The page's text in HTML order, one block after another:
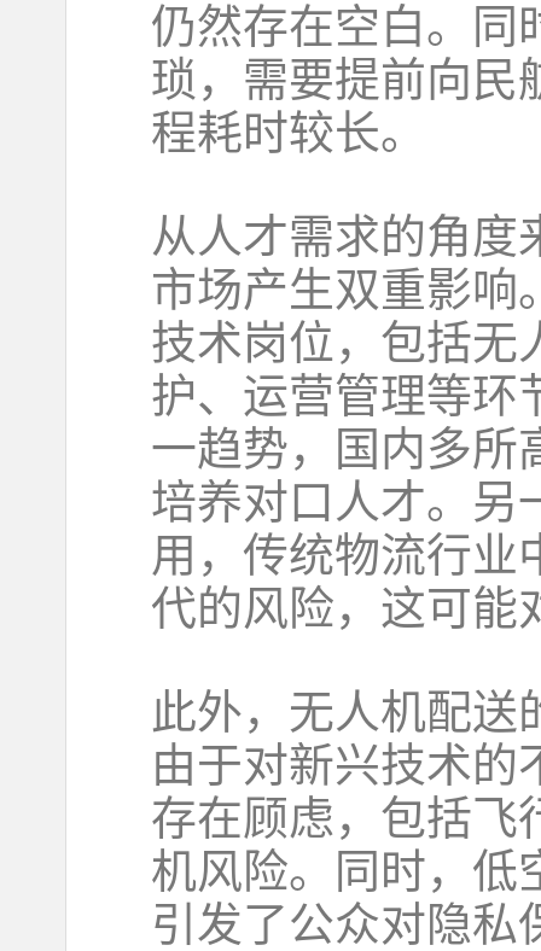
仍然存在空白。同
琐，需要提前向民
程耗时较长。
从人才需求的角度
市场产生双重影响
技术岗位，包括无
护、运营管理等环
一趋势，国内多所
培养对口人才。另
用，传统物流行业
代的风险，这可能
此外，无人机配送
由于对新兴技术的
存在顾虑，包括飞
机风险。同时，低
引发了公众对隐私